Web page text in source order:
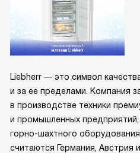
Liebherr — это символ
и за ее пределами. Компания
в производстве техники
и промышленных предприятий,
горно-шахтного
считаются Германия, Австрия